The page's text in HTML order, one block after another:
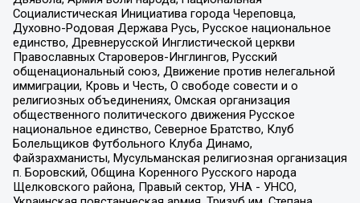
Социалистическая Инициатива города Череповца,
Духовно-Родовая Держава Русь, Русское национальное
единство, Древнерусской Инглистической церкви
Православных Староверов-Инглингов, Русский
общенациональный союз, Движение против нелегальной
иммиграции, Кровь и Честь, О свободе совести и о
религиозных объединениях, Омская организация
общественного политического движения Русское
национальное единство, Северное Братство, Клуб
Болельщиков Футбольного Клуба Динамо,
Файзрахманисты, Мусульманская религиозная организация
п. Боровский, Община Коренного Русского народа
Щелковского района, Правый сектор, УНА - УНСО,